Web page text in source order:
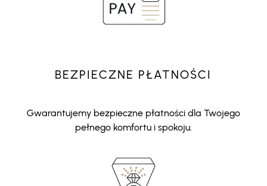
BEZPIECZNE PŁATNOŚCI
Gwarantujemy bezpieczne płatności dla Twojego
pełnego komfortu i spokoju.